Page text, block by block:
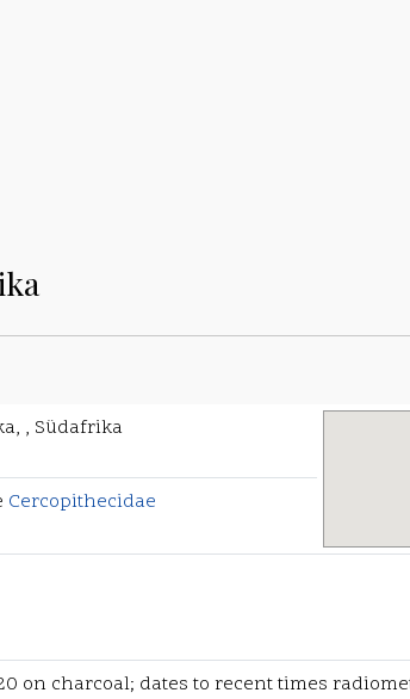
, Südafrika
Cercopithecidae
on charcoal; dates to recent times